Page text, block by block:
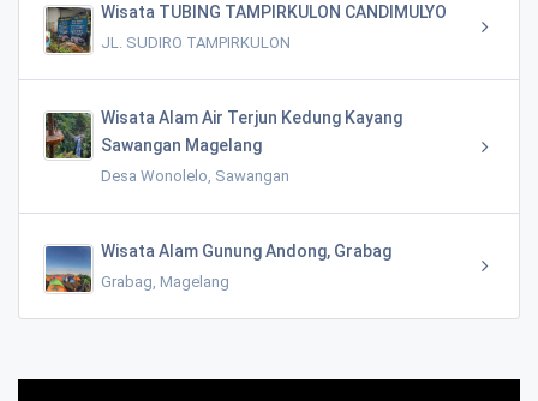
Wisata TUBING TAMPIRKULON CANDIMULYO
JL. SUDIRO TAMPIRKULON
Wisata Alam Air Terjun Kedung Kayang
Sawangan Magelang
Desa Wonolelo, Sawangan
Wisata Alam Gunung Andong, Grabag
Grabag, Magelang